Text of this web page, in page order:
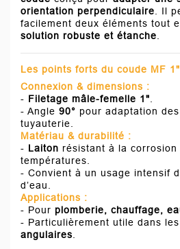
orientation perpendiculaire. Il
facilement deux éléments tout
solution robuste et étanche.
Les points forts du coude MF
Connexion & dimensions :
- Filetage mâle-femelle 1".
- Angle 90° pour adaptation
tuyauterie.
Matériau & durabilité :
- Laiton résistant à la corrosion
températures.
- Convient à un usage intensif
d’eau.
Applications :
- Pour plomberie, chauffage,
- Particulièrement utile dans les
angulaires.